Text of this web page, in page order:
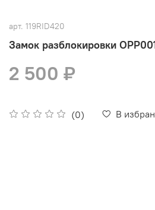
арт. 119RID420
Замок разблокировки
(0) В
2 500 ₽